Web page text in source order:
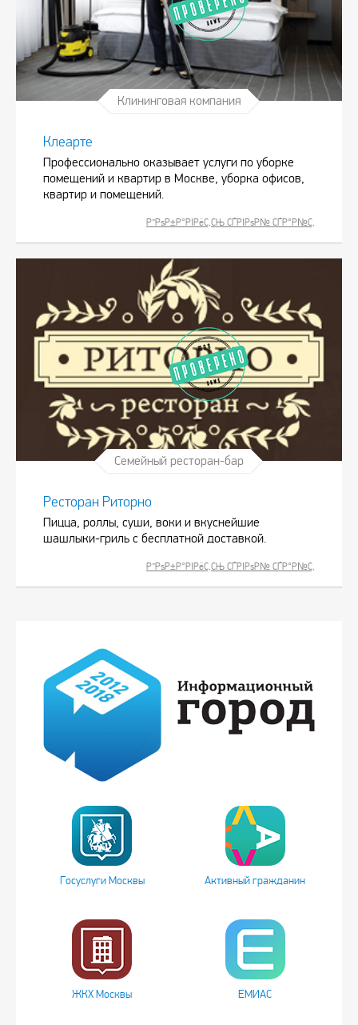
Клининговая компания
Клеарте
Профессионально оказывает услуги по уборке
помещений и квартир в Москве, уборка офисов,
квартир и помещений.
Р”РѕР±Р°РІРёС‚СЊ СЃРІРѕР№ СЃР°Р№С‚
Семейный ресторан-бар
Ресторан Риторно
Пицца, роллы, суши, воки и вкуснейшие
шашлыки-гриль с бесплатной доставкой.
Р”РѕР±Р°РІРёС‚СЊ СЃРІРѕР№ СЃР°Р№С‚
Госуслуги Москвы Активный гражданин
ЖКХ Москвы ЕМИАС